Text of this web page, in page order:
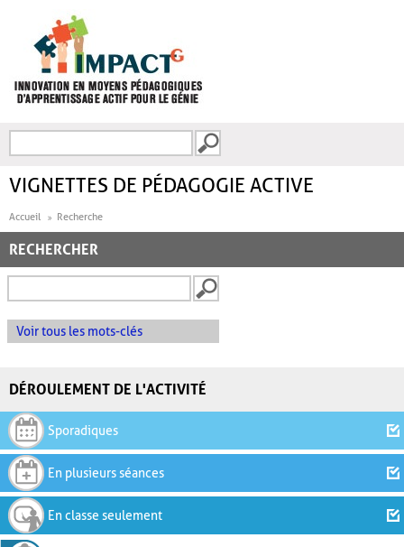
FORMULAIRE DE
VIGNETTES DE PÉDAGOGIE ACTIVE
Accueil Recherche
RECHERCHER
Voir tous les mots-clés
DÉROULEMENT DE L'ACTIVITÉ
Sporadiques
En plusieurs séances
En classe seulement